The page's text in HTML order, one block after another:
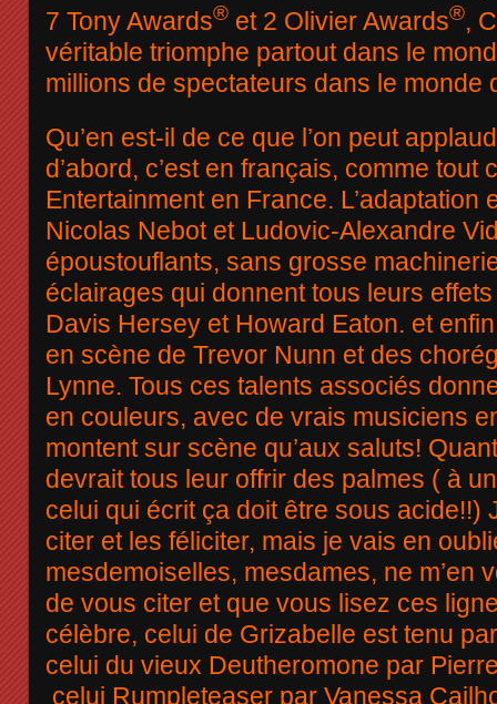
7 Tony Awards® et 2 Olivier Awards®,
véritable triomphe partout dans le
millions de spectateurs dans le monde
Qu’en est-il de ce que l’on peut
d’abord, c’est en français, comme tout
Entertainment en France. L’adaptation
Nicolas Nebot et Ludovic-Alexandre
époustouflants, sans grosse
éclairages qui donnent tous leurs
Davis Hersey et Howard Eaton. et
en scène de Trevor Nunn et des
Lynne. Tous ces talents associés
en couleurs, avec de vrais musiciens
montent sur scène qu’aux saluts!
devrait tous leur offrir des palmes ( à
celui qui écrit ça doit être sous acide!!)
citer et les féliciter, mais je vais en
mesdemoiselles, mesdames, ne m’en
de vous citer et que vous lisez ces
célèbre, celui de Grizabelle est tenu
celui du vieux Deutheromone par
celui Rumpleteaser par Vanessa